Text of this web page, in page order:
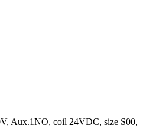
Aux.1NO, coil 24VDC, size S00,